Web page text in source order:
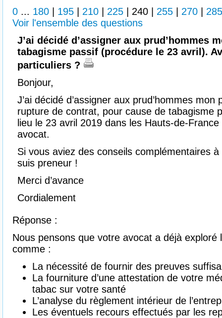
0 ... 180 195 210 225 240 255 270
285
Voir l'ensemble des questions
J’ai décidé d’assigner aux prud’hommes
tabagisme passif (procédure le 23 avril).
particuliers ?
Bonjour,
J’ai décidé d’assigner aux prud’hommes
rupture de contrat, pour cause de tabagisme
lieu le 23 avril 2019 dans les Hauts-de-
avocat.
Si vous aviez des conseils complémentaires
suis preneur !
Merci d’avance
Cordialement
Réponse :
Nous pensons que votre avocat a déjà exploré
comme :
La nécessité de fournir des preuves
La fourniture d’une attestation de votre
tabac sur votre santé
L’analyse du règlement intérieur de
Les éventuels recours effectués par les